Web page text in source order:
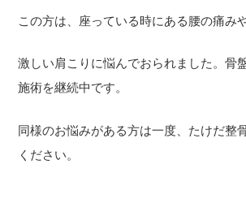
この方は、座っている時にある腰の痛み
激しい肩こりに悩んでおられました。骨
施術を継続中です。
同様のお悩みがある方は一度、たけだ整
ください。